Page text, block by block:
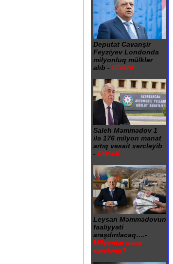
Deputat Cavanşir
Feyziyev Londonda
milyonluq mülklər
alıb - SİYAHI
Saleh Məmmədov 1
ilə 176 milyon manat
artıq vəsait xərcləyib
- RƏSMİ
Leysan Məmmədovun
fəaliyyəti
araşdırılacaq….-
Milyonlar necə
xərclənir?